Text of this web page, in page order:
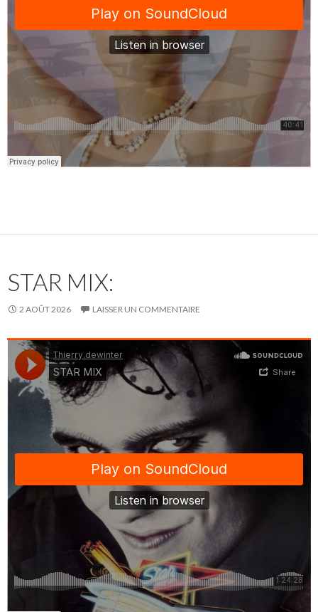
STAR MIX:
2 AOÛT 2026 LAISSER UN COMMENTAIRE